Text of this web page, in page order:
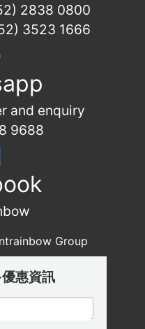
2838 0800
3523 1666
and enquiry
9688
Group
惠資訊